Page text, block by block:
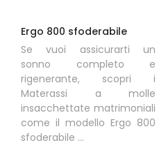
Ergo 800 sfoderabile
Se vuoi assicurarti un
sonno completo e
rigenerante, scopri i
Materassi a molle
insacchettate matrimoniali
come il modello Ergo 800
sfoderabile ...